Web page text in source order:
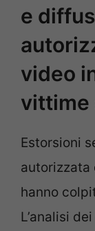
e
video
vittime
Estorsioni
autorizzata
hanno
L’analisi